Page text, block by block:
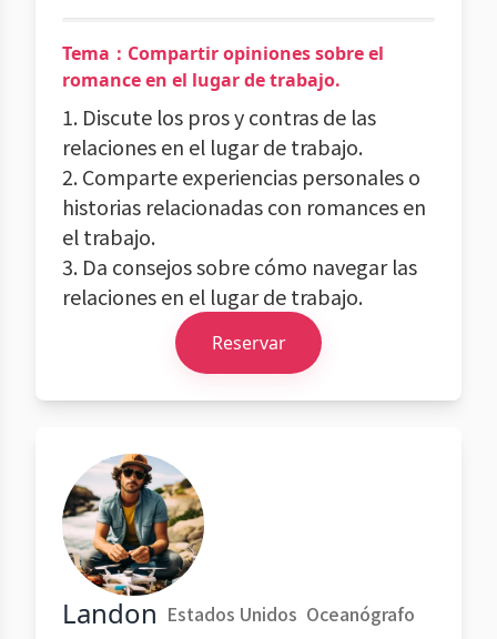
Tema：Compartir opiniones sobre el
romance en el lugar de trabajo.
1. Discute los pros y contras de las
relaciones en el lugar de trabajo.
2. Comparte experiencias personales o
historias relacionadas con romances en
el trabajo.
3. Da consejos sobre cómo navegar las
relaciones en el lugar de trabajo.
Reservar
Landon Estados Unidos Oceanógrafo